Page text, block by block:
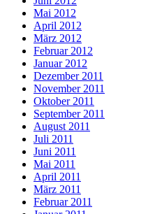
Mai 2012
April 2012
März 2012
Februar 2012
Januar 2012
Dezember 2011
November 2011
Oktober 2011
September 2011
August 2011
Juli 2011
Juni 2011
Mai 2011
April 2011
März 2011
Februar 2011